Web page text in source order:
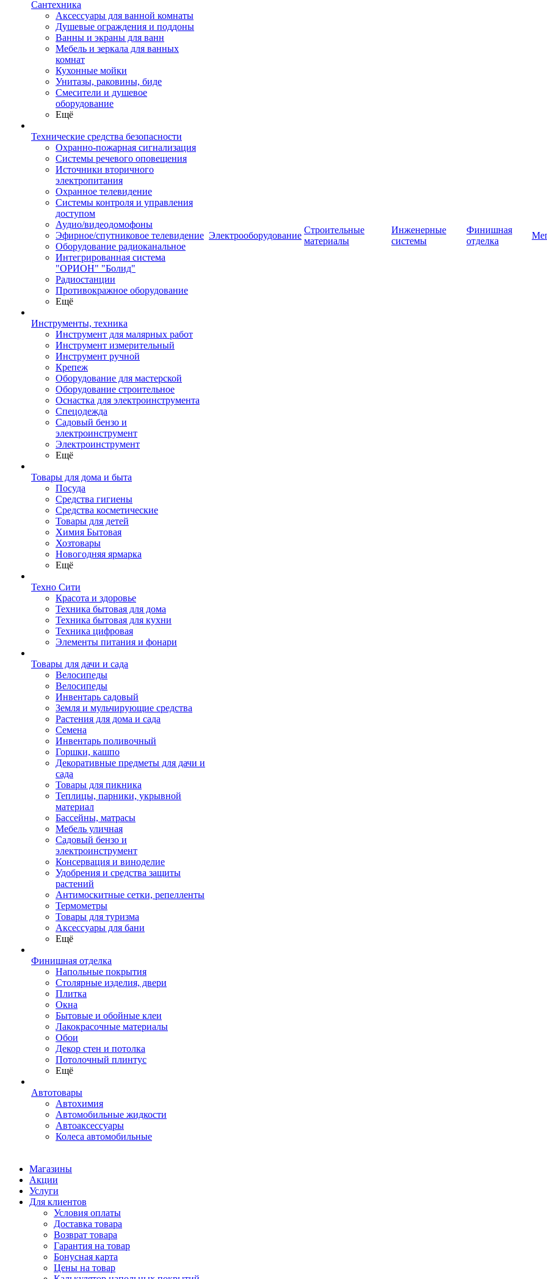
Сантехника
Аксессуары для ванной комнаты
Душевые ограждения и поддоны
Ванны и экраны для ванн
Мебель и зеркала для ванных
комнат
Кухонные мойки
Унитазы, раковины, биде
Смесители и душевое
оборудование
Ещё
Технические средства безопасности
Охранно-пожарная сигнализация
Системы речевого оповещения
Источники вторичного
электропитания
Охранное телевидение
Системы контроля и управления
доступом
Аудио/видеодомофоны
Эфирное/спутниковое телевидение
Оборудование радиоканальное
Интегрированная система
"ОРИОН" "Болид"
Радиостанции
Противокражное оборудование
Ещё
Инструменты, техника
Инструмент для малярных работ
Инструмент измерительный
Инструмент ручной
Крепеж
Оборудование для мастерской
Оборудование строительное
Оснастка для электроинструмента
Спецодежда
Садовый бензо и
электроинструмент
Электроинструмент
Ещё
Товары для дома и быта
Посуда
Средства гигиены
Средства косметические
Товары для детей
Химия Бытовая
Хозтовары
Новогодняя ярмарка
Ещё
Техно Сити
Красота и здоровье
Техника бытовая для дома
Техника бытовая для кухни
Техника цифровая
Элементы питания и фонари
Товары для дачи и сада
Велосипеды
Велосипеды
Инвентарь садовый
Земля и мульчирующие средства
Растения для дома и сада
Семена
Инвентарь поливочный
Горшки, кашпо
Декоративные предметы для дачи и
сада
Товары для пикника
Теплицы, парники, укрывной
материал
Бассейны, матрасы
Мебель уличная
Садовый бензо и
электроинструмент
Консервация и виноделие
Удобрения и средства защиты
растений
Антимоскитные сетки, репелленты
Термометры
Товары для туризма
Аксессуары для бани
Ещё
Финишная отделка
Напольные покрытия
Столярные изделия, двери
Плитка
Окна
Бытовые и обойные клеи
Лакокрасочные материалы
Обои
Декор стен и потолка
Потолочный плинтус
Ещё
Автотовары
Автохимия
Автомобильные жидкости
Автоаксессуары
Колеса автомобильные
Электрооборудование
Строительные
материалы
Инженерные
системы
Финишная
отделка
Магазины
Акции
Услуги
Для клиентов
Условия оплаты
Доставка товара
Возврат товара
Гарантия на товар
Бонусная карта
Цены на товар